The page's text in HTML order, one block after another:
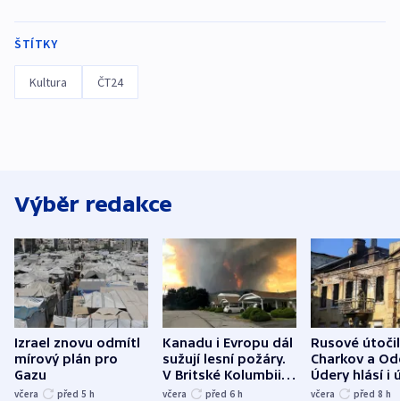
ŠTÍTKY
Kultura ČT24
Výběr redakce
Izrael znovu odmítl
mírový plán pro
Gazu
včera před 5 h
Kanadu i Evropu dál
sužují lesní požáry.
V Britské Kolumbii
evakuovali tisíce lidí
včera před 6 h
Rusové
Charkov a
Údery hlásí i
Bělgorodu
včera před 8 h